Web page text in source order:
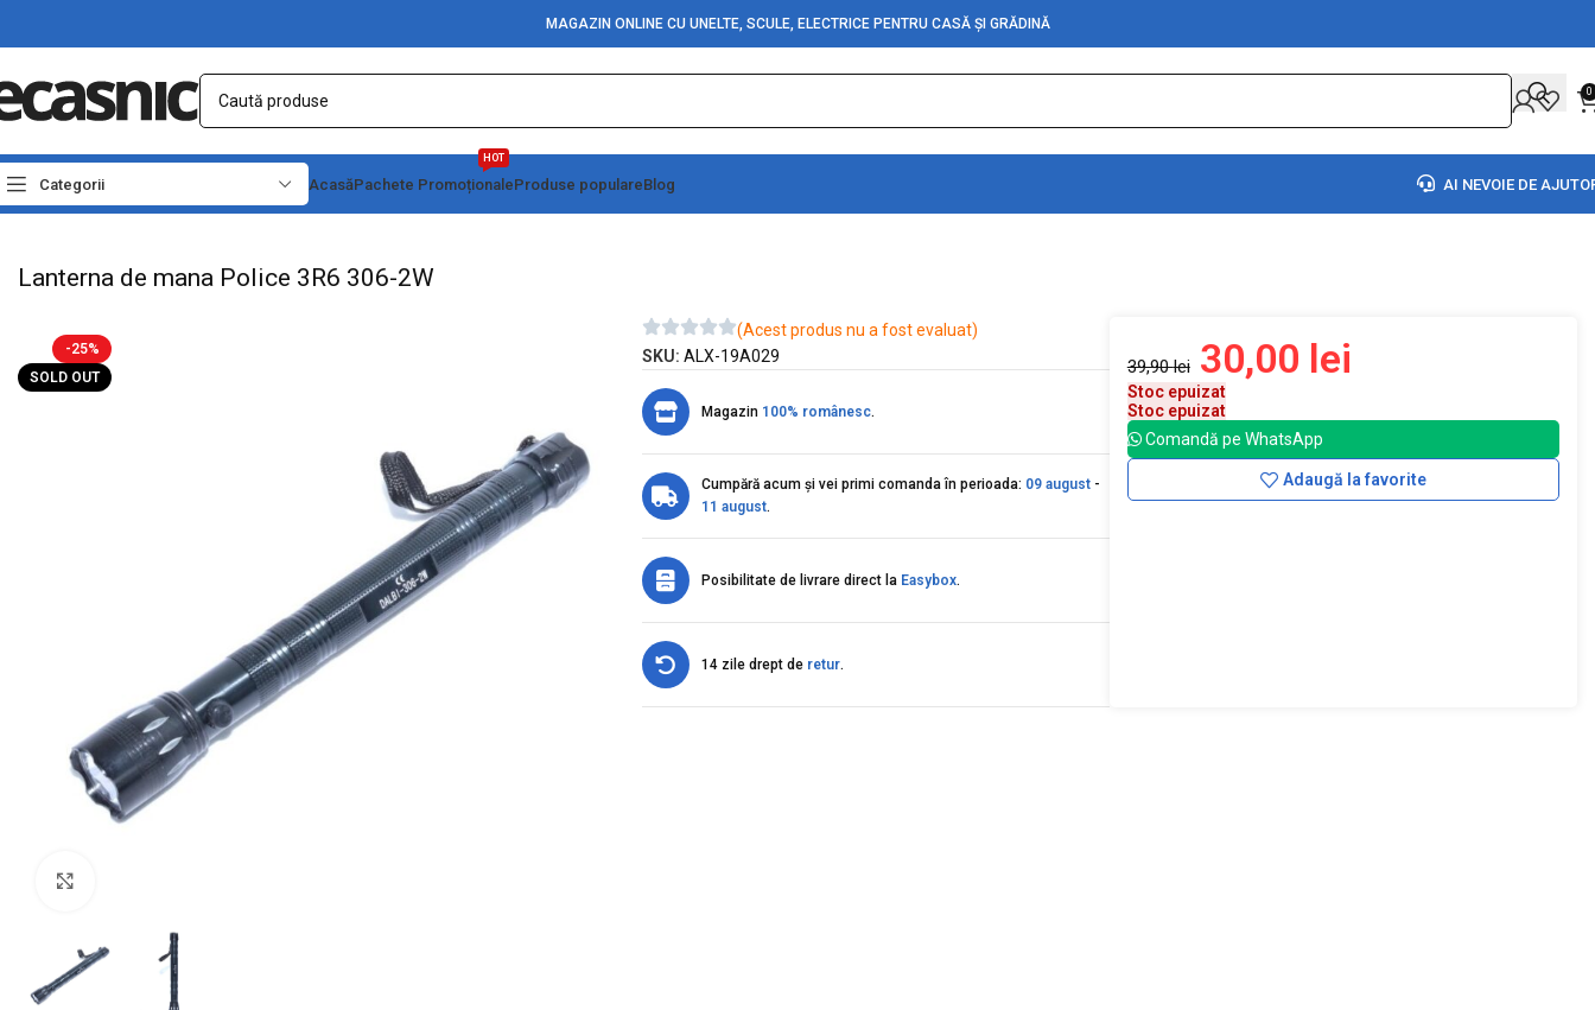
MAGAZIN ONLINE CU UNELTE, SCULE, ELECTRICE PENTRU CASĂ ȘI GRĂDINĂ
0
Categorii AcasăPachete Promoționale
HOT
Produse populareBlog AI NEVOIE DE
Prima pagină Iluminat Led Lanterne Led Lanterne de Mana
Lanterna de mana Police 3R6 306-2W
-25%
SOLD OUT
(Acest produs nu a fost evaluat)
SKU: ALX-19A029
Magazin 100% românesc.
Cumpără acum și vei primi comanda în perioada: 09 august-
11 august.
Posibilitate de livrare direct la Easybox.
14 zile drept de retur.
39,90lei 30,00 lei
Stoc epuizat
Stoc epuizat
Comandă pe WhatsApp
Adaugă la favorite